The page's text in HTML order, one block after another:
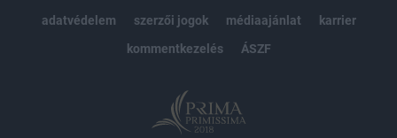
adatvédelem
szerzői jogok médiaajánlat
karrier
kommentkezelés
ÁSZF